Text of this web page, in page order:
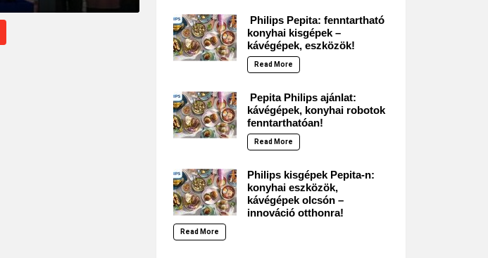
Philips Pepita: fenntartható
konyhai kisgépek –
kávégépek, eszközök!
Read More
Pepita Philips ajánlat:
kávégépek, konyhai robotok
fenntarthatóan!
Read More
Philips kisgépek Pepita-n:
konyhai eszközök,
kávégépek olcsón –
innováció otthonra!
Read More